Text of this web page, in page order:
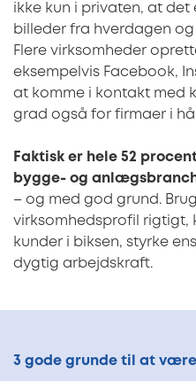
ikke kun i privaten, at
billeder fra hverdagen
Flere virksomheder
eksempelvis Facebook,
at komme i kontakt med
grad også for firmaer i
Faktisk er hele 52
bygge- og
– og med god grund.
virksomhedsprofil rigtigt,
kunder i biksen, styrke
dygtig arbejdskraft.
3 gode grunde til at